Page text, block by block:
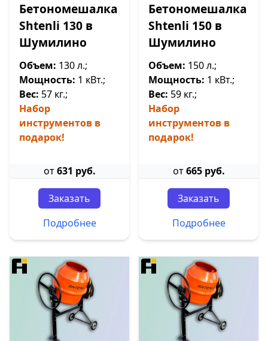
Бетономешалка
Shtenli 130 в
Шумилино
Объем: 130 л.;
Мощность: 1 кВт.;
Вес: 57 кг.;
Набор
инструментов в
подарок!
от631 руб.
Заказать
Подробнее
Бетономешалка
Shtenli 150 в
Шумилино
Объем: 150 л.;
Мощность: 1 кВт.;
Вес: 59 кг.;
Набор
инструментов в
подарок!
от665 руб.
Заказать
Подробнее